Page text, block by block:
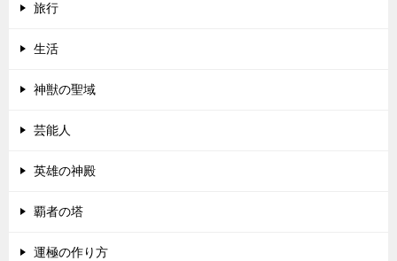
旅行
生活
神獣の聖域
芸能人
英雄の神殿
覇者の塔
運極の作り方